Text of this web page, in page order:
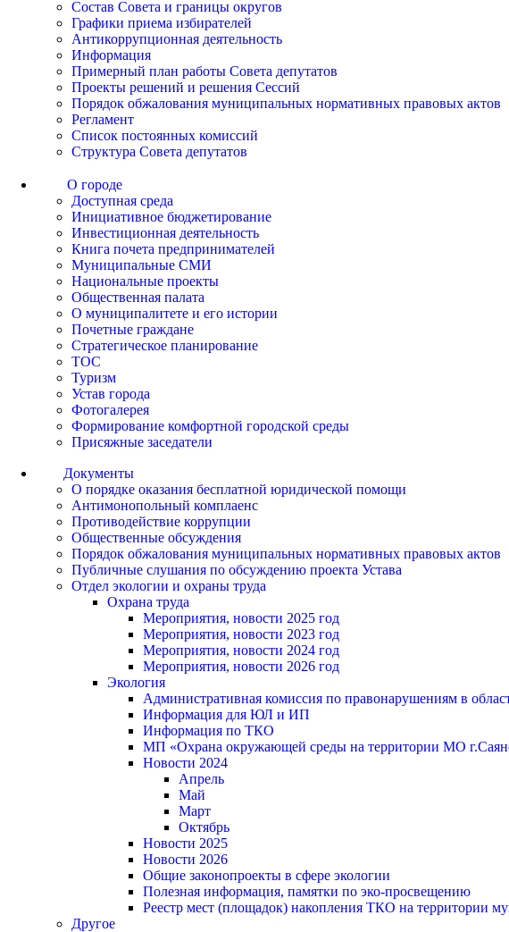
Состав Совета и границы округов
Графики приема избирателей
Антикоррупционная деятельность
Информация
Примерный план работы Совета депутатов
Проекты решений и решения Сессий
Порядок обжалования муниципальных нормативных правовых актов
Регламент
Список постоянных комиссий
Структура Совета депутатов
О городе
Доступная среда
Инициативное бюджетирование
Инвестиционная деятельность
Книга почета предпринимателей
Муниципальные СМИ
Национальные проекты
Общественная палата
О муниципалитете и его истории
Почетные граждане
Стратегическое планирование
ТОС
Туризм
Устав города
Фотогалерея
Формирование комфортной городской среды
Присяжные заседатели
Документы
О порядке оказания бесплатной юридической помощи
Антимонопольный комплаенс
Противодействие коррупции
Общественные обсуждения
Порядок обжалования муниципальных нормативных правовых актов
Публичные слушания по обсуждению проекта Устава
Отдел экологии и охраны труда
Охрана труда
Мероприятия, новости 2025 год
Мероприятия, новости 2023 год
Мероприятия, новости 2024 год
Мероприятия, новости 2026 год
Экология
Административная комиссия по правонарушениям в
Информация для ЮЛ и ИП
Информация по ТКО
МП «Охрана окружающей среды на территории МО
Новости 2024
Апрель
Май
Март
Октябрь
Новости 2025
Новости 2026
Общие законопроекты в сфере экологии
Полезная информация, памятки по эко-просвещению
Реестр мест (площадок) накопления ТКО на территории
Другое